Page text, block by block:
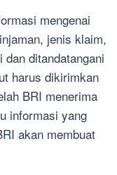
mengenai
jenis klaim,
ditandatangani
harus dikirimkan
BRI menerima
informasi yang
akan membuat